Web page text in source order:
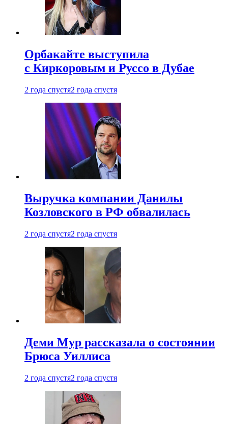
Орбакайте выступила
с Киркоровым и Руссо в Дубае
2 года спустя2 года спустя
Выручка компании Данилы
Козловского в РФ обвалилась
2 года спустя2 года спустя
Деми Мур рассказала о состоянии
Брюса Уиллиса
2 года спустя2 года спустя